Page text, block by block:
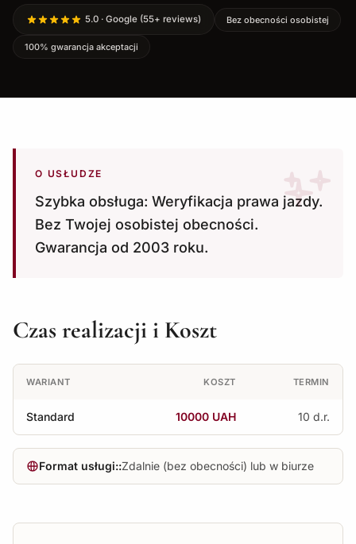
5.0 · Google (55+ reviews) Bez obecności osobistej
100% gwarancja akceptacji
O USŁUDZE
Szybka obsługa: Weryfikacja prawa jazdy.
Bez Twojej osobistej obecności.
Gwarancja od 2003 roku.
Czas realizacji i Koszt
WARIANT KOSZT TERMIN
Standard 10000 UAH 10 d.r.
Format usługi::Zdalnie (bez obecności) lub w biurze